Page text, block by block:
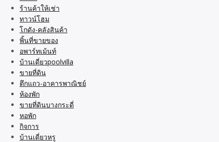
ร้านค้าให้เช่า
ทาวน์โฮม
โกดัง-คลังสินค้า
พิ้นที่ขายของ
อพาร์ทเม้นท์
บ้านเดี่ยวpoolvilla
ขายที่ดิน
ตึกแถว-อาคารพาณิชย์
ห้องพัก
ขายที่ดินบางกระดี่
หอพัก
กิจการ
บ้านเดี่ยวหรู